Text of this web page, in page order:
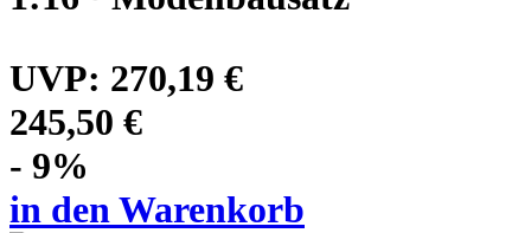
UVP: 270,19 €
245,50 €
- 9%
in den Warenkorb